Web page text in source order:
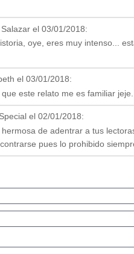
el 03/01/2018:
oye, eres muy intenso...
el 03/01/2018:
este relato me es familiar
el 02/01/2018:
de adentrar a tus
pues lo prohibido